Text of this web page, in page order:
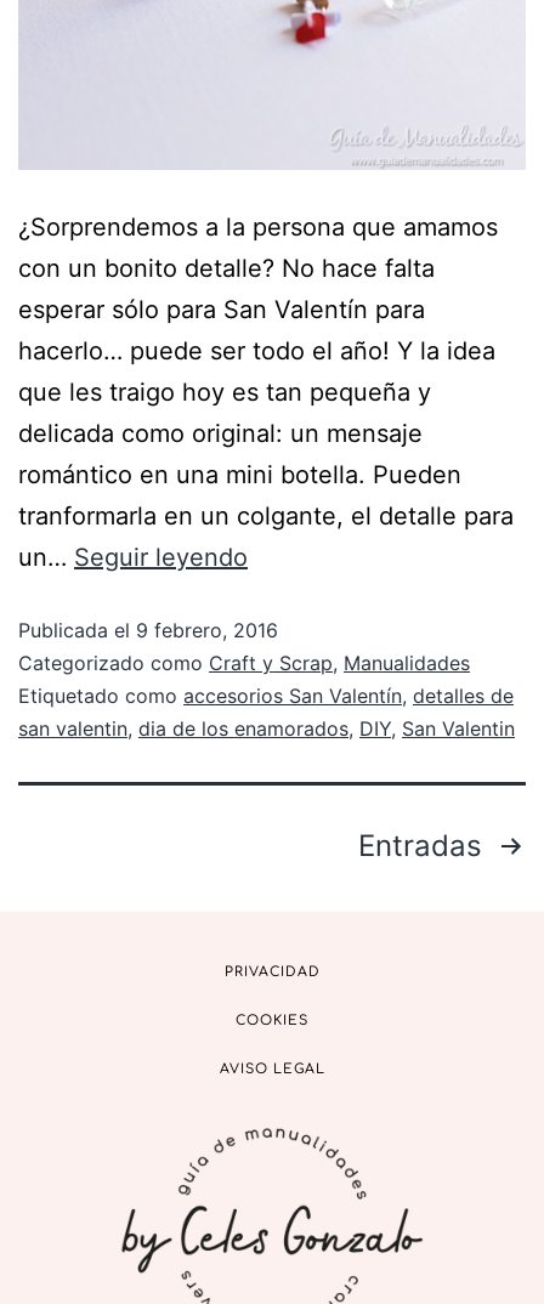
¿Sorprendemos a la persona que amamos
con un bonito detalle? No hace falta
esperar sólo para San Valentín para
hacerlo… puede ser todo el año! Y la idea
que les traigo hoy es tan pequeña y
delicada como original: un mensaje
romántico en una mini botella. Pueden
tranformarla en un colgante, el detalle para
un… Seguir leyendo
Publicada el 9 febrero, 2016
Categorizado como Craft y Scrap, Manualidades
Etiquetado como accesorios San Valentín, detalles de
san valentin, dia de los enamorados, DIY, San Valentin
Entradas
PRIVACIDAD
COOKIES
AVISO LEGAL